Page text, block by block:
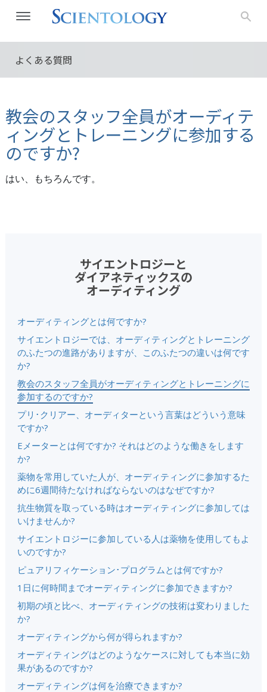
よくある質問
教会のスタッフ全員がオーディテ
ィングとトレーニングに参加する
のですか?
はい、もちろんです。
サイエントロジーと
ダイアネティックスの
オーディティング
オーディティングとは何ですか?
サイエントロジーでは、オーディティングとトレーニング
のふたつの進路がありますが、このふたつの違いは何です
か?
教会のスタッフ全員がオーディティングとトレーニングに
参加するのですか?
プリ･クリアー、オーディターという言葉はどういう意味
ですか?
Eメーターとは何ですか? それはどのような働きをします
か?
薬物を常用していた人が、オーディティングに参加するた
めに6週間待たなければならないのはなぜですか?
抗生物質を取っている時はオーディティングに参加しては
いけませんか?
サイエントロジーに参加している人は薬物を使用してもよ
いのですか?
ピュアリフィケーション･プログラムとは何ですか?
1日に何時間までオーディティングに参加できますか?
初期の頃と比べ、オーディティングの技術は変わりました
か?
オーディティングから何が得られますか?
オーディティングはどのようなケースに対しても本当に効
果があるのですか?
オーディティングは何を治療できますか?